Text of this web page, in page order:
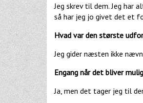
Jeg skrev til dem. Jeg har
så har jeg jo givet det et
Hvad var den største
Jeg gider næsten ikke
Engang når det bliver
Ja, men det tager jeg til